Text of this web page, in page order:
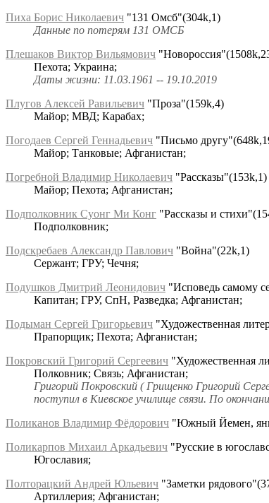
Пиха Борис Николаевич "131 Омсб"(304k,1)
Данные по потерям 131 ОМСБ
Плешаков Виктор Вильямович
Пехота; Украина;
Даты жизни: 11.03.1961 -- 19.10.2019
Плугов Алексей Равильевич "Проза"(159k,4)
Майор; МВД; Карабах;
Погодаев Сергей Геннадьевич "Письмо
Майор; Танковые; Афганистан;
Погребной Владимир Николаевич "Рассказы"(153k,1)
Майор; Пехота; Афганистан;
Подполковник Суонг Ми Конг "Рассказы и
Подполковник;
Подскребаев Александр Павлович "Война"(22k,1)
Сержант; ГРУ; Чечня;
Подушков Дмитрий Леонидович "Исповедь самому
Капитан; ГРУ, СпН, Разведка; Афганистан;
Подыман Сергей Григорьевич "Художественная
Прапорщик; Пехота; Афганистан;
Покровский Григорий Сергеевич "Художественная
Полковник; Связь; Афганистан;
Григорий Покровский ( Грищенко Григорий
поступил в Киевское училище связи. По
Поликанов Владимир Фёдорович "Южный Йемен,
Поликарпов Михаил Аркадьевич "Русские в
Югославия;
Полторацкий Андрей Юльевич "Заметки
Артиллерия; Афганистан;